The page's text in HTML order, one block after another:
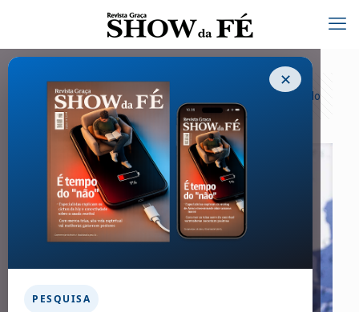
✕
PESQUISA
Categorias Tags Exibir tudo